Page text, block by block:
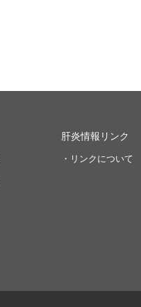
肝炎情報リンク
・リンクについて